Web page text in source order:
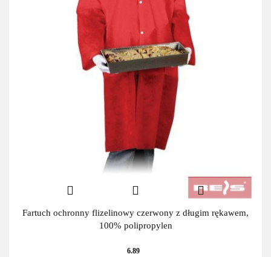
Fartuch ochronny flizelinowy czerwony z długim rękawem,
100% polipropylen
6.89